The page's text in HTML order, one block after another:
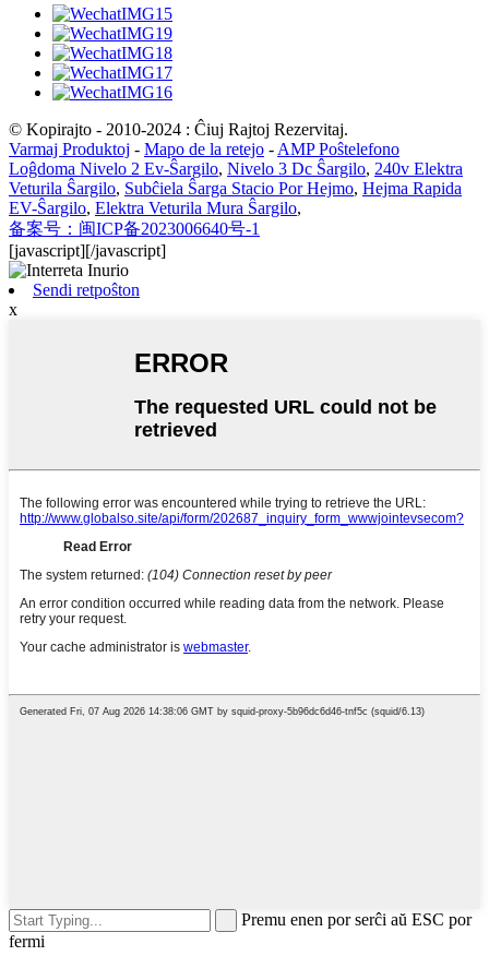
© Kopirajto - 2010-2024 : Ĉiuj Rajtoj Rezervitaj.
Varmaj Produktoj - Mapo de la retejo - AMP Poŝtelefono
Loĝdoma Nivelo 2 Ev-Ŝargilo, Nivelo 3 Dc Ŝargilo, 240v Elektra
Veturila Ŝargilo, Subĉiela Ŝarga Stacio Por Hejmo, Hejma Rapida
EV-Ŝargilo, Elektra Veturila Mura Ŝargilo,
备案号：闽ICP备2023006640号-1
[javascript][/javascript]
Sendi retpoŝton
x
Premu enen por serĉi aŭ ESC por
fermi